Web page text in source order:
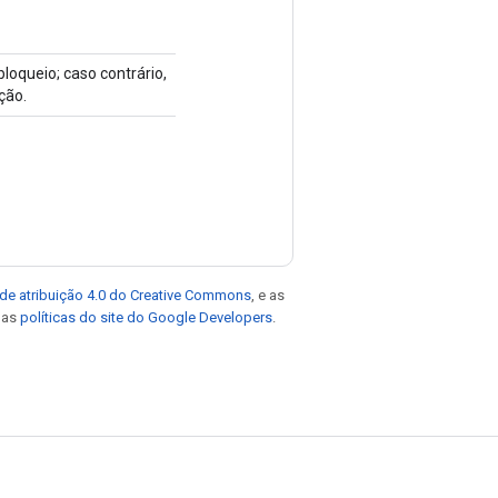
caso contrário,
atribuição 4.0 do Creative Commons , e as
políticas do site do Google Developers